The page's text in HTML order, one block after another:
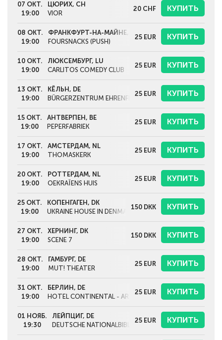
07 ОКТ.
19:00
ЦЮРИХ, CH
VIOR
20 CHF КУПИТЬ
08 ОКТ.
19:00
ФРАНКФУРТ-НА-МАЙНЕ, DE
FOURSNACKS (PUSH)
25 EUR КУПИТЬ
10 ОКТ.
19:00
ЛЮКСЕМБУРГ, LU
CARLITOS COMEDY CLUB
25 EUR КУПИТЬ
13 ОКТ.
19:00
КЁЛЬН, DE
BÜRGERZENTRUM EHRENFELD
25 EUR КУПИТЬ
15 ОКТ.
19:00
АНТВЕРПЕН, BE
PEPERFABRIEK
25 EUR КУПИТЬ
17 ОКТ.
19:00
АМСТЕРДАМ, NL
THOMASKERK
25 EUR КУПИТЬ
20 ОКТ.
19:00
РОТТЕРДАМ, NL
OEKRAÏENS HUIS
25 EUR КУПИТЬ
25 ОКТ.
19:00
КОПЕНГАГЕН, DK
UKRAINE HOUSE IN DENMARK
150 DKK КУПИТЬ
27 ОКТ.
19:00
ХЕРНИНГ, DK
SCENE 7
150 DKK КУПИТЬ
28 ОКТ.
19:00
ГАМБУРГ, DE
MUT! THEATER
25 EUR КУПИТЬ
31 ОКТ.
19:00
БЕРЛИН, DE
HOTEL CONTINENTAL - ART SPACE IN EXILE
25 EUR КУПИТЬ
01 НОЯБ.
19:30
ЛЕЙПЦИГ, DE
DEUTSCHE NATIONALBIBLIOTHEK
25 EUR КУПИТЬ